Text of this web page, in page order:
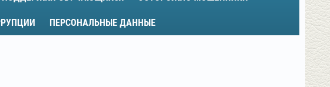
ПЕРСОНАЛЬНЫЕ ДАННЫЕ